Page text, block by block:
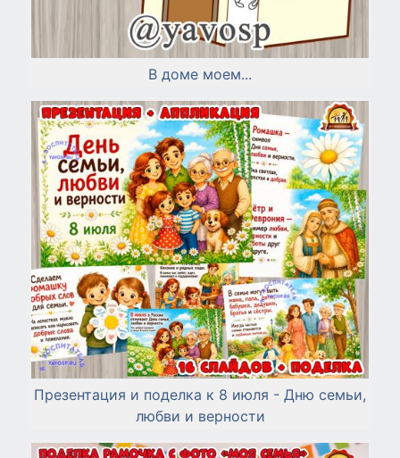
В доме моем...
Презентация и поделка к 8 июля - Дню семьи,
любви и верности